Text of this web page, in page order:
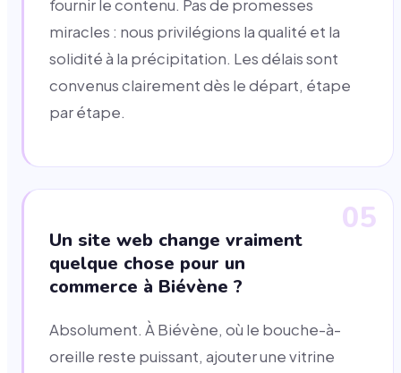
fournir le contenu. Pas de promesses
miracles : nous privilégions la qualité et la
solidité à la précipitation. Les délais sont
convenus clairement dès le départ, étape
par étape.
05
Un site web change vraiment
quelque chose pour un
commerce à Biévène ?
Absolument. À Biévène, où le bouche-à-
oreille reste puissant, ajouter une vitrine